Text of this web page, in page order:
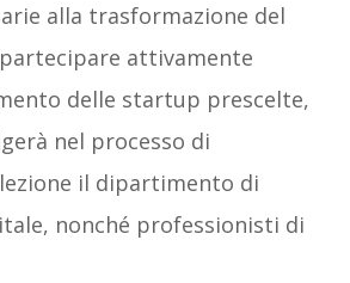
alla trasformazione del
attivamente
delle startup prescelte,
nel processo di
il dipartimento di
nonché professionisti di